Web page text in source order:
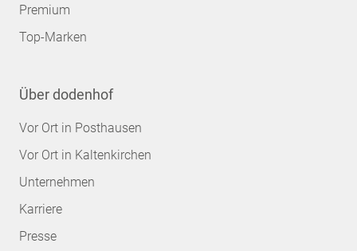
Premium
Top-Marken
Über dodenhof
Vor Ort in Posthausen
Vor Ort in Kaltenkirchen
Unternehmen
Karriere
Presse